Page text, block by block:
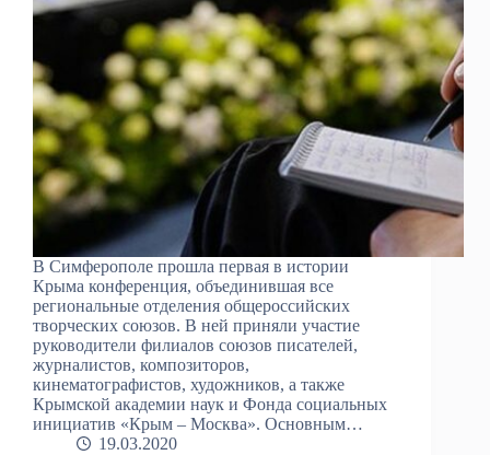
В Симферополе прошла первая в истории
Крыма конференция, объединившая все
региональные отделения общероссийских
творческих союзов. В ней приняли участие
руководители филиалов союзов писателей,
журналистов, композиторов,
кинематографистов, художников, а также
Крымской академии наук и Фонда социальных
инициатив «Крым – Москва». Основным…
19.03.2020